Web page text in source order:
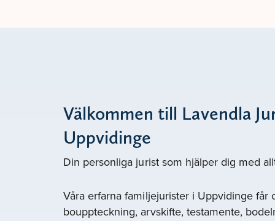
Välkommen till Lavendla
Uppvidinge
Din personliga jurist som hjälper dig med
Våra erfarna familjejurister i Uppvidinge får
bouppteckning, arvskifte, testamente,